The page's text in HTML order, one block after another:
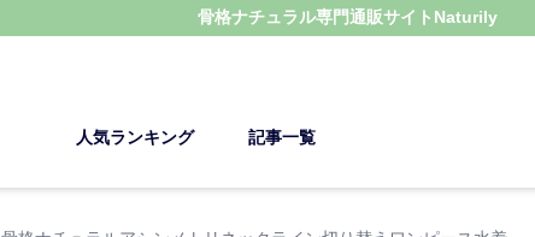
骨格ナチュラル専門通販サイト Naturily
人気ランキング 記事一覧